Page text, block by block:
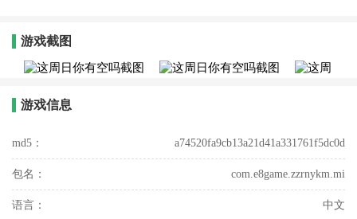
游戏截图
游戏信息
md5： a74520fa9cb13a21d41a331761f5dc0d
包名： com.e8game.zzrnykm.mi
语言： 中文